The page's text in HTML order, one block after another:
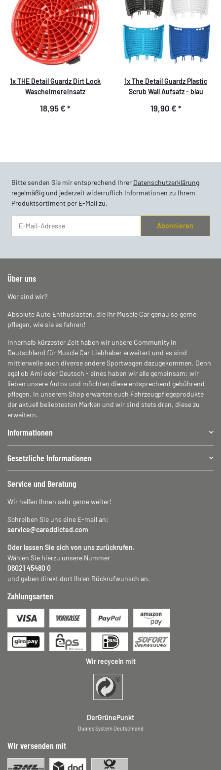
1xTHE Detail Guardz Dirt Lock
Wascheimereinsatz
18,95 € *
1xThe Detail Guardz Plastic
Scrub Wall Aufsatz - blau
19,90 € *
Bitte senden Sie mir entsprechend Ihrer Datenschutzerklärung
regelmäßig und jederzeit widerruflich Informationen zu Ihrem
Produktsortiment per E-Mail zu.
Abonnieren
Über uns
Wer sind wir?
Absolute Auto Enthusiasten, die ihr Muscle Car genau so gerne
pflegen, wie sie es fahren!
Innerhalb kürzester Zeit haben wir unsere Community in
Deutschland für Muscle Car Liebhaber erweitert und es sind
mittlerweile auch diverse andere Sportwagen dazugekommen. Denn
egal ob Ami oder Deutsch - eines haben wir alle gemeinsam: wir
lieben unsere Autos und möchten diese entsprechend gebührend
pflegen. In unserem Shop erwarten euch Fahrzeugpflegeprodukte
der aktuell beliebtesten Marken und wir sind stets dran, diese zu
erweitern.
Informationen
Gesetzliche Informationen
Service und Beratung
Wir helfen Ihnen sehr gerne weiter!
Schreiben Sie uns eine E-mail an:
service@careddicted.com
Oder lassen Sie sich von uns zurückrufen.
Wählen Sie hierzu unsere Nummer
06021 45480 0
und geben direkt dort Ihren Rückrufwunsch an.
Zahlungsarten
Wir recyceln mit
DerGrünePunkt
Duales System Deutschland
Wir versenden mit